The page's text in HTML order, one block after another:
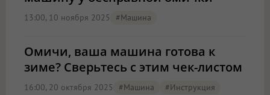
13:00, 10 ноября 2025 #машина
Омичи, ваша машина готова к
зиме? Сверьтесь с этим чек-листом
16:00, 20 октября 2025 #машина #Инструкция